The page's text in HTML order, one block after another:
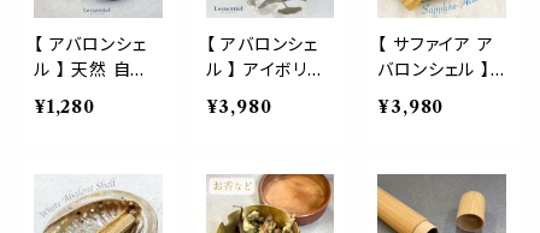
化 ヨガ 瞑想 イ
ンテリア 小物入
れ エネルギー
貨 小物 可愛い
ナチュラル スト
ーン プレゼント
ラックス 一輪挿
石
旅行 プレゼント
天然
【 アバロンシェ
ル 】 天然 自然
貝殻 皿 スマッ
ジング 浄化 お
ホワイト セージ
パロサント ミル
ラ フランキンセ
¥1,280
【 アバロンシェ
ル 】 アイボリー
プレート ミラー
天然 自然 貝殻
ッジング 浄化 お
清め 瞑想 空間
ホワイト セージ
¥3,980
【 サファイア ア
バロンシェル 】
両面ポリッシュ
エメラルド グリ
然 自然 貝殻 皿
スマッジング 浄
化 お清め 瞑想
¥3,980